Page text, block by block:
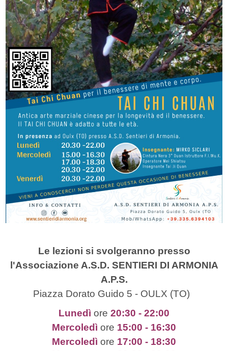
Le lezioni si svolgeranno presso
l'Associazione A.S.D. SENTIERI DI ARMONIA
A.P.S.
Piazza Dorato Guido 5 - OULX (TO)
Lunedì ore 20:30 - 22:00
Mercoledì ore 15:00 - 16:30
Mercoledì ore 17:00 - 18:30